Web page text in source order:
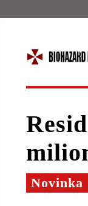
Novinka